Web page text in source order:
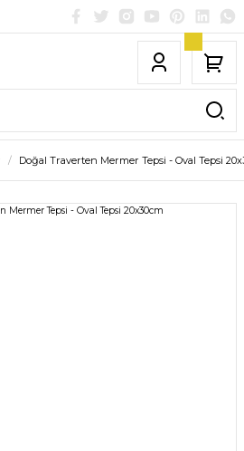
Doğal Traverten Mermer Tepsi - Oval Tepsi